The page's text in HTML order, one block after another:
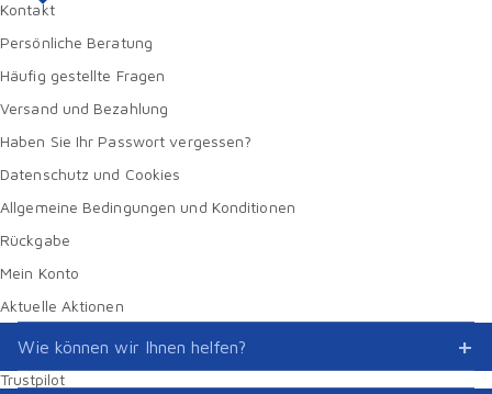
Kontakt
Persönliche Beratung
Häufig gestellte Fragen
Versand und Bezahlung
Haben Sie Ihr Passwort vergessen?
Datenschutz und Cookies
Allgemeine Bedingungen und Konditionen
Rückgabe
Mein Konto
Aktuelle Aktionen
Wie können wir Ihnen helfen?
Trustpilot